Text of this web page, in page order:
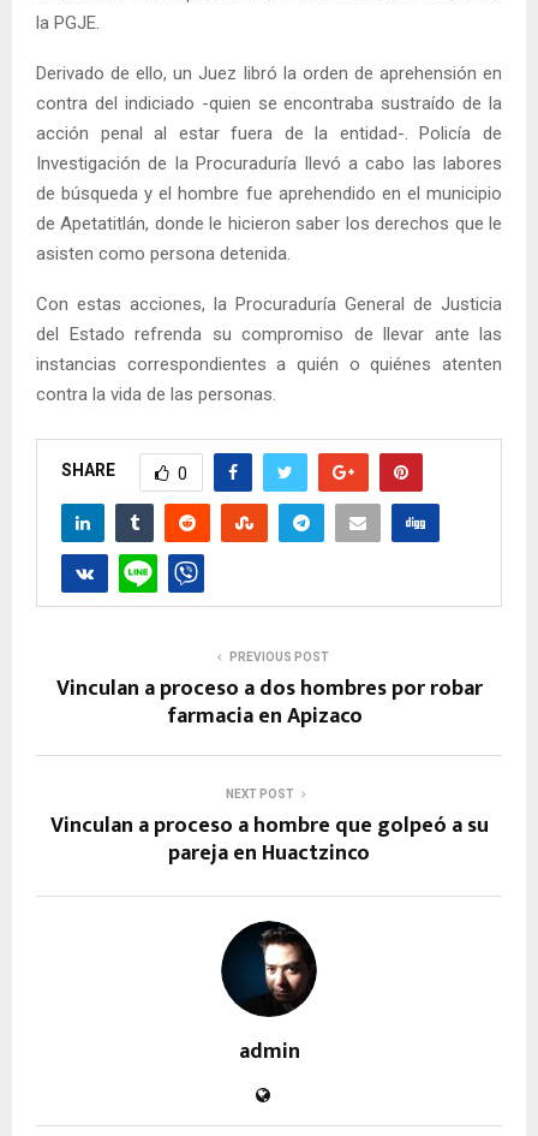
la PGJE.
Derivado de ello, un Juez libró la orden de aprehensión en
contra del indiciado -quien se encontraba sustraído de la
acción penal al estar fuera de la entidad-. Policía de
Investigación de la Procuraduría llevó a cabo las labores
de búsqueda y el hombre fue aprehendido en el municipio
de Apetatitlán, donde le hicieron saber los derechos que le
asisten como persona detenida.
Con estas acciones, la Procuraduría General de Justicia
del Estado refrenda su compromiso de llevar ante las
instancias correspondientes a quién o quiénes atenten
contra la vida de las personas.
SHARE 0
PREVIOUS POST
Vinculan a proceso a dos hombres por robar
farmacia en Apizaco
NEXT POST
Vinculan a proceso a hombre que golpeó a su
pareja en Huactzinco
admin